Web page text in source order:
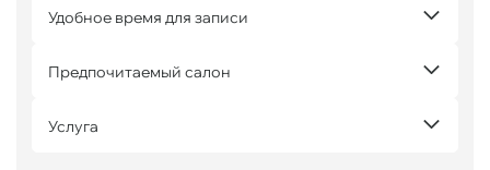
Удобное время для записи
Предпочитаемый салон
Услуга